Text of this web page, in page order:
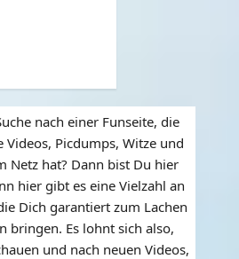
nach einer Funseite, die
Videos, Picdumps, Witze und
Netz hat? Dann bist Du hier
hier gibt es eine Vielzahl an
Dich garantiert zum Lachen
bringen. Es lohnt sich also,
und nach neuen Videos,